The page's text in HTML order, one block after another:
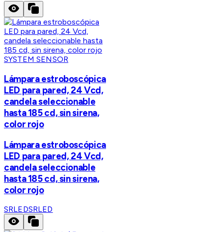
SYSTEM SENSOR
Lámpara estroboscópica
LED para pared, 24 Vcd,
candela seleccionable
hasta 185 cd, sin sirena,
color rojo
Lámpara estroboscópica
LED para pared, 24 Vcd,
candela seleccionable
hasta 185 cd, sin sirena,
color rojo
SRLEDSRLED